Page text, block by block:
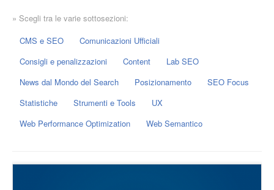
» Scegli tra le varie sottosezioni:
CMS e SEO
Comunicazioni Ufficiali
Consigli e penalizzazioni
Content
Lab SEO
News dal Mondo del Search
Posizionamento
SEO Focus
Statistiche
Strumenti e Tools
UX
Web Performance Optimization
Web Semantico